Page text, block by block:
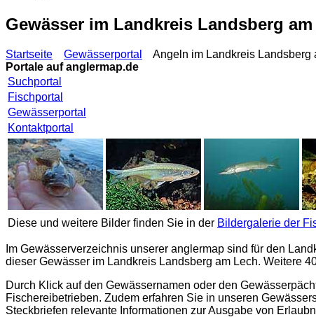
Gewässer im Landkreis Landsberg
Startseite Gewässerportal
Angeln im Landkreis Landsberg
Portale aufanglermap.de
Suchportal
Fischportal
Gewässerportal
Kontaktportal
Diese und weitere Bilder finden Sie in der Bildergalerie der
Im Gewässerverzeichnis unserer anglermap sind für den
dieser Gewässer im Landkreis Landsberg am Lech. Weitere
Durch Klick auf den Gewässernamen oder den
Fischereibetrieben. Zudem erfahren Sie in unseren
Steckbriefen relevante Informationen zur Ausgabe von